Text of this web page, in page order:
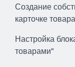
Создание
карточке товара
Настройка
товарами"